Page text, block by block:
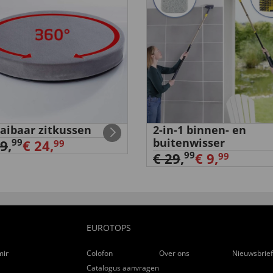
zitkussen
,99€ 24,99
2-in-1 binnen- en
buitenwisser
€ 29,99€ 9,99
EUROTOPS
Colofon Over ons
Nieuwsbrief
Catalogus aanvragen